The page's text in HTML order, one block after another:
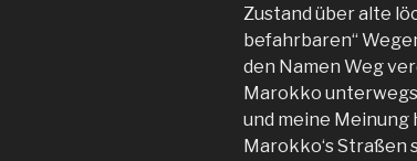
Zustand über alte
befahrbaren“
den Namen Weg
Marokko
und meine
Marokko‘s Straßen